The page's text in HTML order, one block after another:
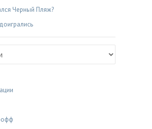
Черный Пляж?